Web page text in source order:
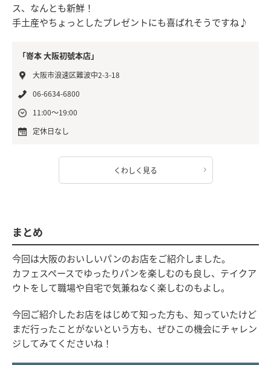
ス、なんとも新鮮！
手土産やちょっとしたプレゼントにも喜ばれそうですね♪
「嵜本 大阪初號本店」
大阪市浪速区難波中2-3-18
06-6634-6800
11:00～19:00
定休日なし
くわしく見る
まとめ
今回は大阪のおいしいパンのお店をご紹介しました。
カフェスペースでゆったりパンを楽しむのも良し、テイクア
ウトをして職場や自宅で気兼ねなく楽しむのもよし。
今回ご紹介したお店をはじめて知った方も、知っていたけど
まだ行ったことがないという方も、ぜひこの機会にチャレン
ジしてみてくださいね！